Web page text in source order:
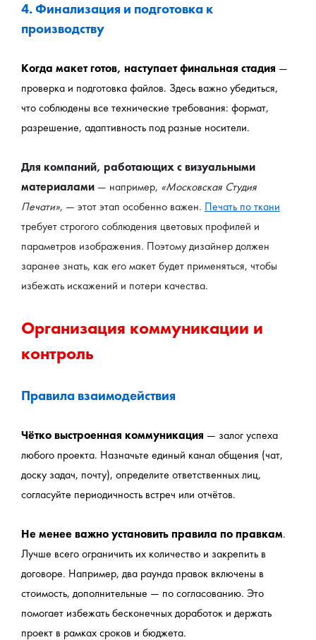
4. Финализация и подготовка к
производству
Когда макет готов, наступает финальная стадия —
проверка и подготовка файлов. Здесь важно убедиться,
что соблюдены все технические требования: формат,
разрешение, адаптивность под разные носители.
Для компаний, работающих с визуальными
материалами — например, «Московская Студия
Печати», — этот этап особенно важен. Печать по ткани
требует строгого соблюдения цветовых профилей и
параметров изображения. Поэтому дизайнер должен
заранее знать, как его макет будет применяться, чтобы
избежать искажений и потери качества.
Организация коммуникации и
контроль
Правила взаимодействия
Чётко выстроенная коммуникация — залог успеха
любого проекта. Назначьте единый канал общения (чат,
доску задач, почту), определите ответственных лиц,
согласуйте периодичность встреч или отчётов.
Не менее важно установить правила по правкам.
Лучше всего ограничить их количество и закрепить в
договоре. Например, два раунда правок включены в
стоимость, дополнительные — по согласованию. Это
помогает избежать бесконечных доработок и держать
проект в рамках сроков и бюджета.